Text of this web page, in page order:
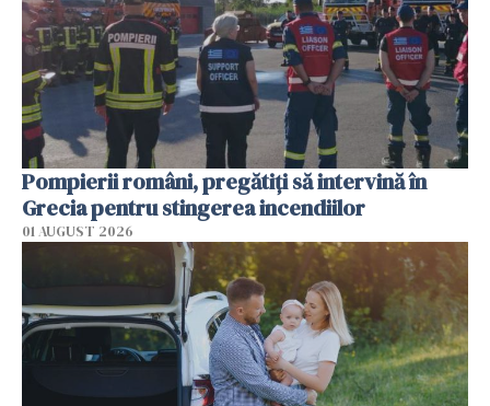
Pompierii români, pregătiţi să intervină în
Grecia pentru stingerea incendiilor
01 AUGUST 2026